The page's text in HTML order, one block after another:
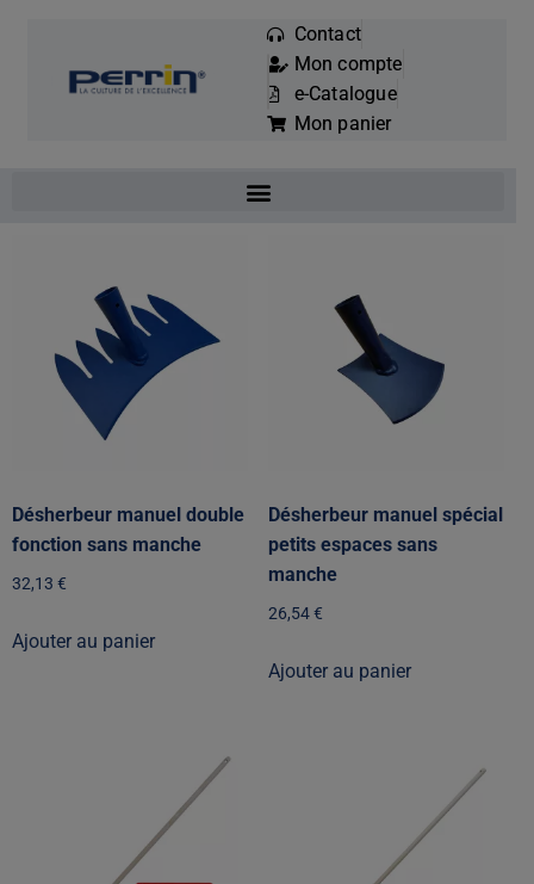
Mots
clés
:
Contact
Mon compte
e-Catalogue
Mon panier
Désherbeur manuel double
fonction sans manche
32,13 €
Ajouter au panier
Désherbeur manuel spécial
petits espaces sans
manche
26,54€
Ajouter au panier